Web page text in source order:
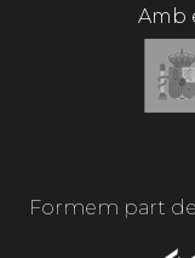
Amb
Formem part